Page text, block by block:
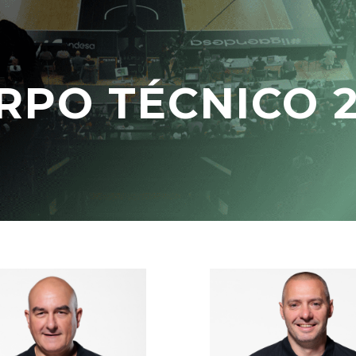
TÉCNICO